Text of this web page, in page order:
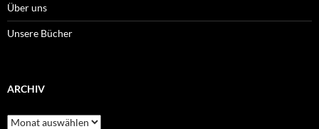
Über uns
Unsere Bücher
ARCHIV
Archiv